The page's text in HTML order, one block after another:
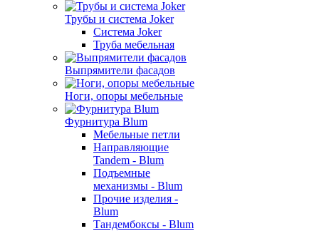
Трубы и система Joker
Система Joker
Труба мебельная
Выпрямители фасадов
Ноги, опоры мебельные
Фурнитура Blum
Мебельные петли
Направляющие
Tandem - Blum
Подъемные
механизмы - Blum
Прочие изделия -
Blum
Тандембоксы - Blum